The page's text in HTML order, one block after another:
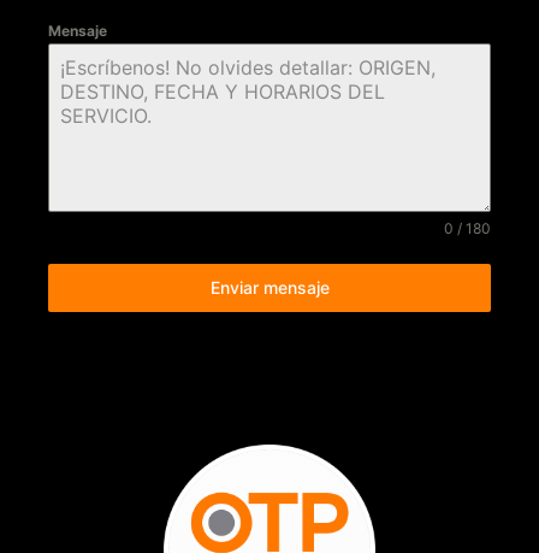
Mensaje
0 / 180
Enviar mensaje